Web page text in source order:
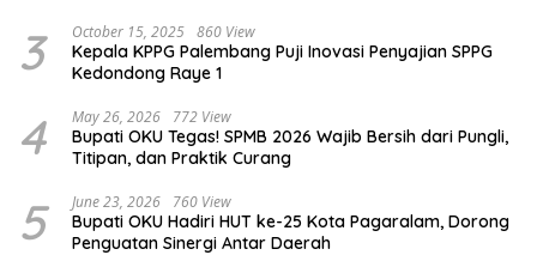
3 October 15, 2025 860 View
Kepala KPPG Palembang Puji Inovasi Penyajian SPPG
Kedondong Raye 1
4 May 26, 2026 772 View
Bupati OKU Tegas! SPMB 2026 Wajib Bersih dari Pungli,
Titipan, dan Praktik Curang
5 June 23, 2026 760 View
Bupati OKU Hadiri HUT ke-25 Kota Pagaralam, Dorong
Penguatan Sinergi Antar Daerah